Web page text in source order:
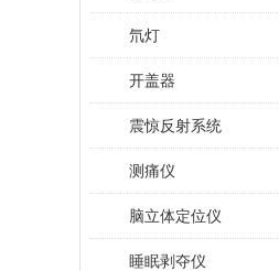
氘灯
开盖器
震惊反射系统
测痛仪
脑立体定位仪
睡眠剥夺仪